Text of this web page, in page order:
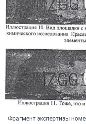
Фрагмент экспертизы